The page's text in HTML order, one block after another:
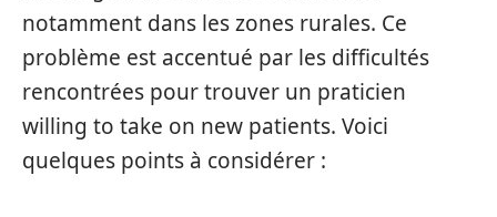
notamment dans les zones rurales. Ce
problème est accentué par les difficultés
rencontrées pour trouver un praticien
willing to take on new patients. Voici
quelques points à considérer :